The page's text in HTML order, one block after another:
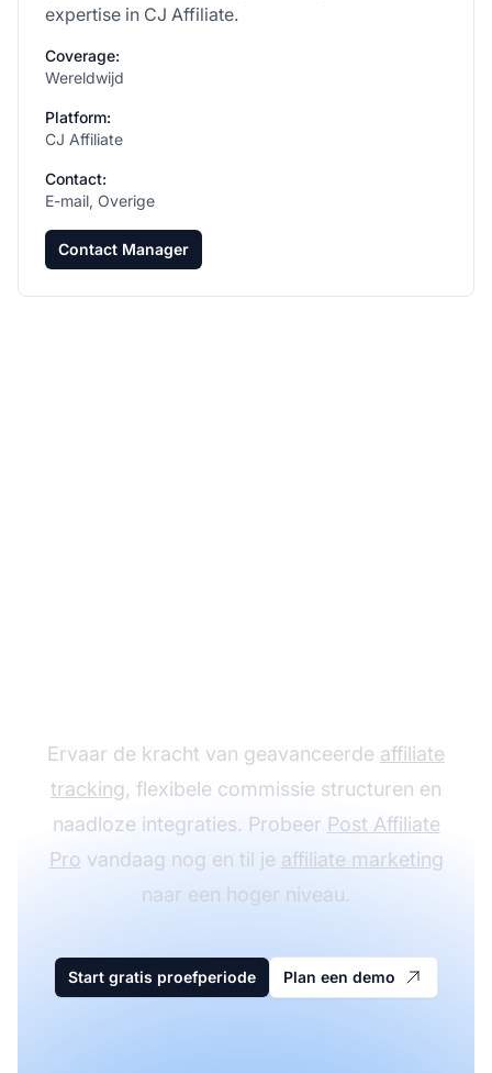
expertise in CJ Affiliate.
Coverage:
Wereldwijd
Platform:
CJ Affiliate
Contact:
E-mail, Overige
Contact Manager
Ervaar de kracht van geavanceerde affiliate
tracking, flexibele commissie structuren en
naadloze integraties. Probeer Post Affiliate
Pro vandaag nog en til je affiliate marketing
naar een hoger niveau.
Start gratis proefperiode Plan een demo